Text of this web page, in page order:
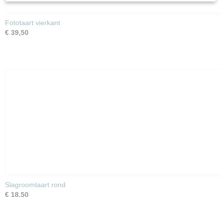
Fototaart vierkant
€ 39,50
Slagroomtaart rond
€ 18,50